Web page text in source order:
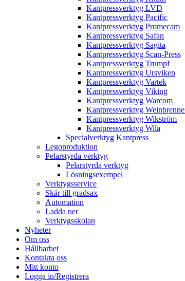
Kantpressverktyg LVD
Kantpressverktyg Pacific
Kantpressverktyg Promecam
Kantpressverktyg Safan
Kantpressverktyg Sagita
Kantpressverktyg Scan-Press
Kantpressverktyg Trumpf
Kantpressverktyg Ursviken
Kantpressverktyg Vartek
Kantpressverktyg Viking
Kantpressverktyg Warcom
Kantpressverktyg
Kantpressverktyg Wikström
Kantpressverktyg Wila
Specialverktyg Kantpress
Legoproduktion
Pelarstyrda verktyg
Pelarstyrda verktyg
Lösningsexempel
Verktygsservice
Skär till gradsax
Automation
Ladda ner
Verktygsskolan
Nyheter
Om oss
Hållbarhet
Kontakta oss
Mitt konto
Logga in/Registrera